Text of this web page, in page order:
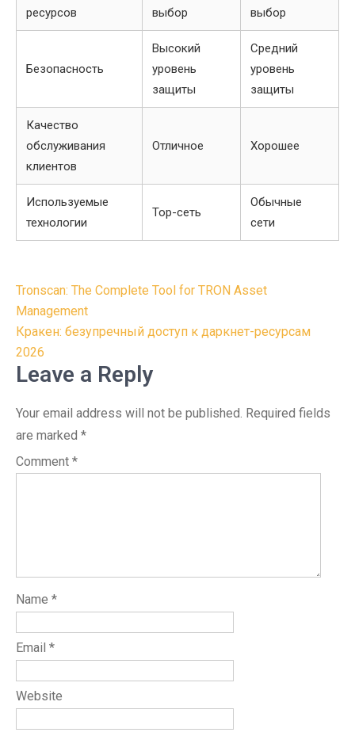
ресурсов
выбор
выбор
Безопасность
Высокий
уровень
защиты
Средний
уровень
защиты
Качество
обслуживания
клиентов
Отличное Хорошее
Используемые
технологии
Тор-сеть
Обычные
сети
Post
navigation
Tronscan: The Complete Tool for TRON Asset
Management
Кракен: безупречный доступ к даркнет-ресурсам
2026
Leave a Reply
Your email address will not be published. Required fields
are marked *
Comment *
Name *
Email *
Website